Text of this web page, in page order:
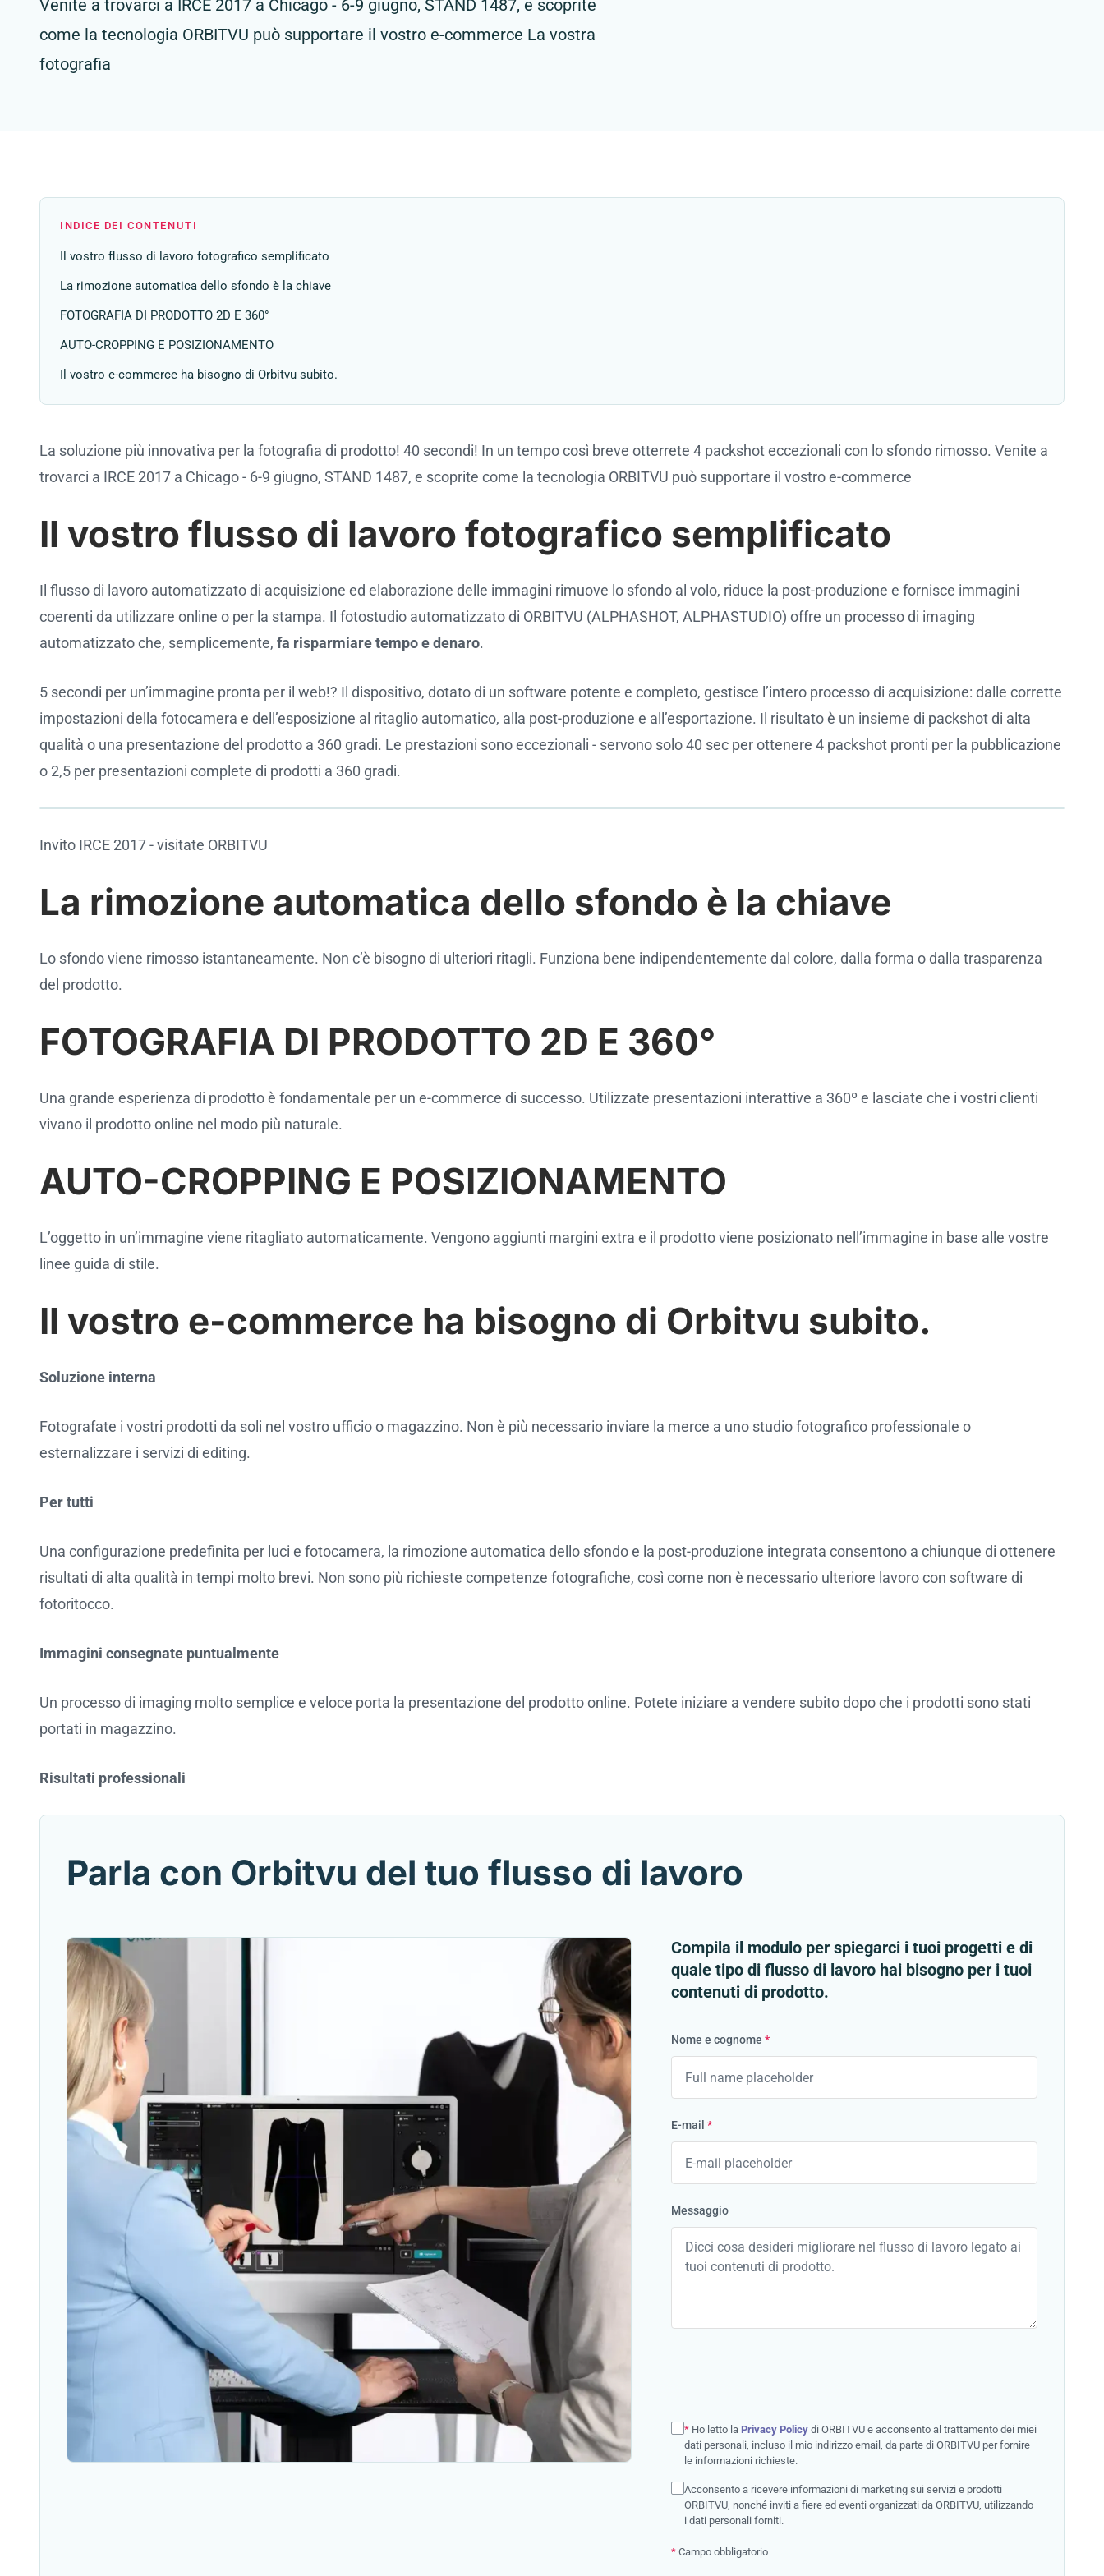
Venite a trovarci a IRCE 2017 a Chicago - 6-9 giugno, STAND 1487, e scoprite
come la tecnologia ORBITVU può supportare il vostro e-commerce La vostra
fotografia
INDICE DEI CONTENUTI
Il vostro flusso di lavoro fotografico semplificato
La rimozione automatica dello sfondo è la chiave
FOTOGRAFIA DI PRODOTTO 2D E 360°
AUTO-CROPPING E POSIZIONAMENTO
Il vostro e-commerce ha bisogno di Orbitvu subito.
La soluzione più innovativa per la fotografia di prodotto! 40 secondi! In un tempo così breve otterrete 4 packshot eccezionali con lo sfondo rimosso. Venite a
trovarci a IRCE 2017 a Chicago - 6-9 giugno, STAND 1487, e scoprite come la tecnologia ORBITVU può supportare il vostro e-commerce
Il vostro flusso di lavoro fotografico semplificato
Il flusso di lavoro automatizzato di acquisizione ed elaborazione delle immagini rimuove lo sfondo al volo, riduce la post-produzione e fornisce immagini
coerenti da utilizzare online o per la stampa. Il fotostudio automatizzato di ORBITVU (ALPHASHOT, ALPHASTUDIO) offre un processo di imaging
automatizzato che, semplicemente, fa risparmiare tempo e denaro.
5 secondi per un’immagine pronta per il web!? Il dispositivo, dotato di un software potente e completo, gestisce l’intero processo di acquisizione: dalle corrette
impostazioni della fotocamera e dell’esposizione al ritaglio automatico, alla post-produzione e all’esportazione. Il risultato è un insieme di packshot di alta
qualità o una presentazione del prodotto a 360 gradi. Le prestazioni sono eccezionali - servono solo 40 sec per ottenere 4 packshot pronti per la pubblicazione
o 2,5 per presentazioni complete di prodotti a 360 gradi.
Cookie settings
Invito IRCE 2017 - visitate ORBITVU
La rimozione automatica dello sfondo è la chiave
Lo sfondo viene rimosso istantaneamente. Non c’è bisogno di ulteriori ritagli. Funziona bene indipendentemente dal colore, dalla forma o dalla trasparenza
del prodotto.
FOTOGRAFIA DI PRODOTTO 2D E 360°
Una grande esperienza di prodotto è fondamentale per un e-commerce di successo. Utilizzate presentazioni interattive a 360º e lasciate che i vostri clienti
vivano il prodotto online nel modo più naturale.
AUTO-CROPPING E POSIZIONAMENTO
L’oggetto in un’immagine viene ritagliato automaticamente. Vengono aggiunti margini extra e il prodotto viene posizionato nell’immagine in base alle vostre
linee guida di stile.
Il vostro e-commerce ha bisogno di Orbitvu subito.
Soluzione interna
Fotografate i vostri prodotti da soli nel vostro ufficio o magazzino. Non è più necessario inviare la merce a uno studio fotografico professionale o
esternalizzare i servizi di editing.
Per tutti
Una configurazione predefinita per luci e fotocamera, la rimozione automatica dello sfondo e la post-produzione integrata consentono a chiunque di ottenere
risultati di alta qualità in tempi molto brevi. Non sono più richieste competenze fotografiche, così come non è necessario ulteriore lavoro con software di
fotoritocco.
Immagini consegnate puntualmente
Un processo di imaging molto semplice e veloce porta la presentazione del prodotto online. Potete iniziare a vendere subito dopo che i prodotti sono stati
portati in magazzino.
Risultati professionali
Parla con Orbitvu del tuo flusso di lavoro
Compila il modulo per spiegarci i tuoi progetti e di
quale tipo di flusso di lavoro hai bisogno per i tuoi
contenuti di prodotto.
Nome e cognome *
E-mail *
Messaggio
* Ho letto la Privacy Policy di ORBITVU e acconsento al trattamento dei miei
dati personali, incluso il mio indirizzo email, da parte di ORBITVU per fornire
le informazioni richieste.
Acconsento a ricevere informazioni di marketing sui servizi e prodotti
ORBITVU, nonché inviti a fiere ed eventi organizzati da ORBITVU, utilizzando
i dati personali forniti.
* Campo obbligatorio